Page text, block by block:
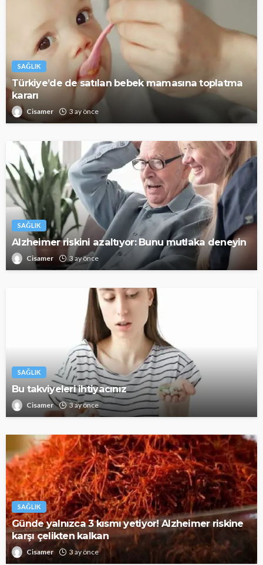
SAĞLIK
Türkiye’de de satılan bebek mamasına toplatma
kararı
Cisamer 3 ay önce
SAĞLIK
Alzheimer riskini azaltıyor: Bunu mutlaka deneyin
Cisamer 3 ay önce
SAĞLIK
Bu takviyeleri ihtiyacınız
Cisamer 3 ay önce
SAĞLIK
Günde yalnızca 3 kısmı yetiyor! Alzheimer riskine
karşı çelikten kalkan
Cisamer 3 ay önce